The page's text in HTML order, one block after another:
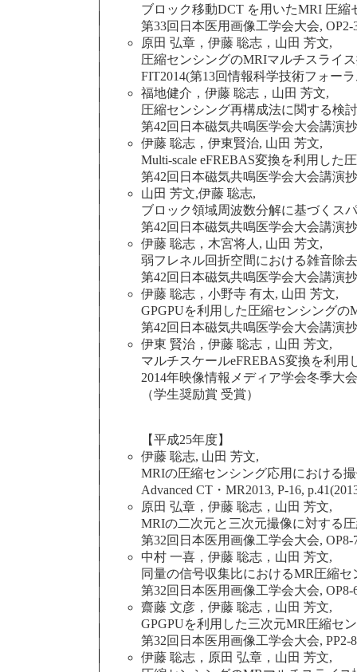
ブロック移動DCT を用いたMRI 圧縮
第33回日本医用画像工学会大会, OP2-
原田 弘章，伊藤 聡志，山田 芳文,
圧縮センシングのMRIマルチスライ
FIT2014(第13回情報科学技術フォーラ
福地健介，伊藤 聡志，山田 芳文,
圧縮センシング再構成法に関する検
第42回日本磁気共鳴医学会大会講演抄
伊藤 聡志，伊東賢治, 山田 芳文,
Multi-scale eFREBAS変換を利用した
第42回日本磁気共鳴医学会大会講演抄
山田 芳文,伊藤 聡志,
ブロック領域周波数分解に基づくス
第42回日本磁気共鳴医学会大会講演抄
伊藤 聡志，木宮将人, 山田 芳文,
弱フレネル回折空間における雑音除
第42回日本磁気共鳴医学会大会講演抄
伊藤 聡志，小野寺 有太, 山田 芳文,
GPGPUを利用した圧縮センシング
第42回日本磁気共鳴医学会大会講演抄
伊東 賢治，伊藤 聡志，山田 芳文,
マルチスケールeFREBAS変換を利用
2014年映像情報メディア学会冬季大
（学生奨励賞 受賞）
【平成25年度】
伊藤 聡志, 山田 芳文,
MRIの圧縮センシング応用における
Advanced CT・MR2013, P-16,
原田 弘章，伊藤 聡志，山田 芳文,
MRIの二次元と三次元撮像に対する
第32回日本医用画像工学会大会, OP8-
中村 一喜，伊藤 聡志，山田 芳文,
同量の信号収集比におけるMR圧縮
第32回日本医用画像工学会大会, OP8-
齋藤 文彦，伊藤 聡志，山田 芳文,
GPGPUを利用した三次元MR圧縮セ
第32回日本医用画像工学会大会, PP2-
伊藤 聡志，原田 弘章，山田 芳文,